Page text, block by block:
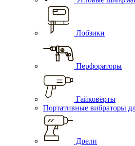
Лобзики
Перфораторы
Гайковёрты
Портативные вибраторы
Дрели